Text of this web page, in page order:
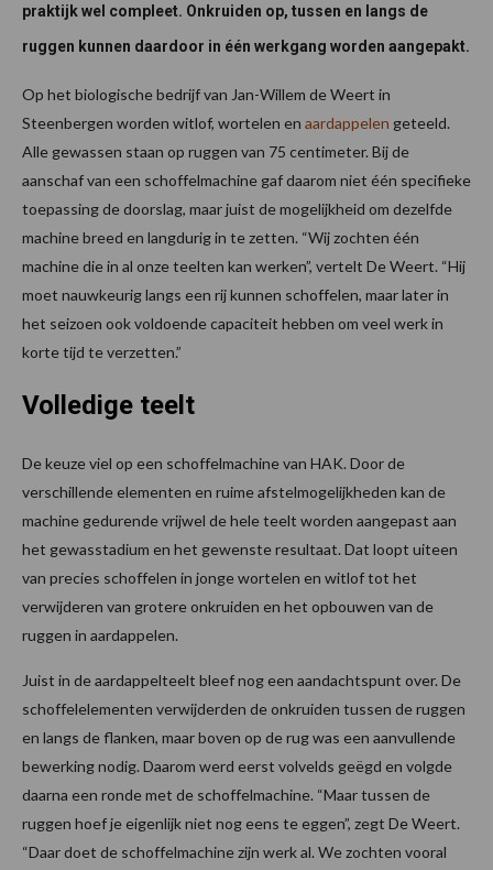
praktijk wel compleet. Onkruiden op, tussen en langs de
ruggen kunnen daardoor in één werkgang worden aangepakt.
Op het biologische bedrijf van Jan-Willem de Weert in
Steenbergen worden witlof, wortelen en aardappelen geteeld.
Alle gewassen staan op ruggen van 75 centimeter. Bij de
aanschaf van een schoffelmachine gaf daarom niet één specifieke
toepassing de doorslag, maar juist de mogelijkheid om dezelfde
machine breed en langdurig in te zetten. “Wij zochten één
machine die in al onze teelten kan werken”, vertelt De Weert. “Hij
moet nauwkeurig langs een rij kunnen schoffelen, maar later in
het seizoen ook voldoende capaciteit hebben om veel werk in
korte tijd te verzetten.”
Volledige teelt
De keuze viel op een schoffelmachine van HAK. Door de
verschillende elementen en ruime afstelmogelijkheden kan de
machine gedurende vrijwel de hele teelt worden aangepast aan
het gewasstadium en het gewenste resultaat. Dat loopt uiteen
van precies schoffelen in jonge wortelen en witlof tot het
verwijderen van grotere onkruiden en het opbouwen van de
ruggen in aardappelen.
Juist in de aardappelteelt bleef nog een aandachtspunt over. De
schoffelelementen verwijderden de onkruiden tussen de ruggen
en langs de flanken, maar boven op de rug was een aanvullende
bewerking nodig. Daarom werd eerst volvelds geëgd en volgde
daarna een ronde met de schoffelmachine. “Maar tussen de
ruggen hoef je eigenlijk niet nog eens te eggen”, zegt De Weert.
“Daar doet de schoffelmachine zijn werk al. We zochten vooral